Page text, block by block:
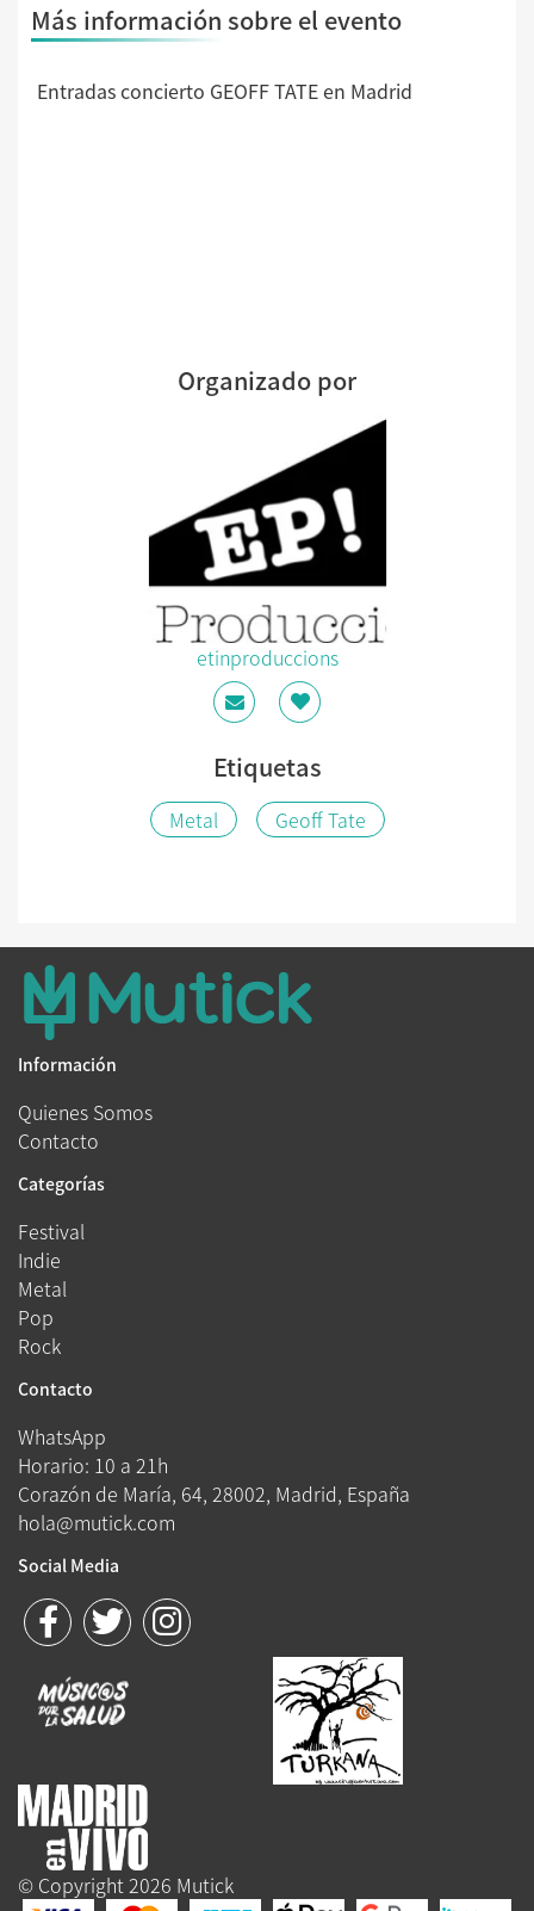
Más información sobre el evento
Entradas concierto GEOFF TATE en Madrid
Organizado por
etinproduccions
Etiquetas
Metal Geoff Tate
Información
Quienes Somos
Contacto
Categorías
Festival
Indie
Metal
Pop
Rock
Contacto
WhatsApp
Horario: 10 a 21h
Corazón de María, 64, 28002, Madrid, España
hola@mutick.com
Social Media
© Copyright 2026 Mutick